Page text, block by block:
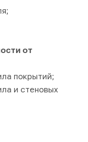
от
покрытий;
и стеновых